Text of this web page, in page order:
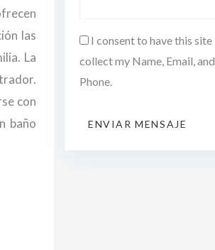
las
La
con
baño
I consent to have this site
collect my Name, Email, and
Phone.
ENVIAR MENSAJE